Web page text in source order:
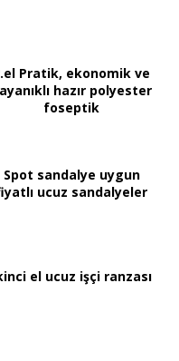
Pratik, ekonomik ve
hazır polyester
foseptik
Spot sandalye uygun
ucuz sandalyeler
el ucuz işçi ranzası